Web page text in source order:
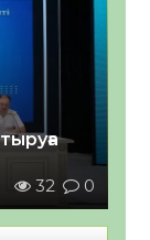
32 0